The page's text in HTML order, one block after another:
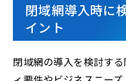
閉域網導入時に
イント
閉域網の導入を検討す